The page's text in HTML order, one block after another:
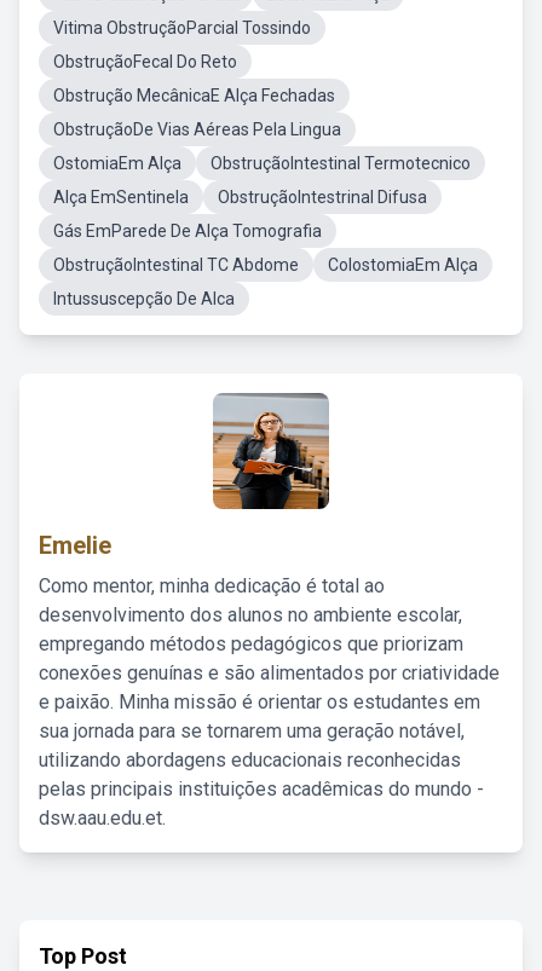
Vitima ObstruçãoParcial Tossindo
ObstruçãoFecal Do Reto
Obstrução MecânicaE Alça Fechadas
ObstruçãoDe Vias Aéreas Pela Lingua
OstomiaEm Alça
ObstruçãoIntestinal Termotecnico
Alça EmSentinela
ObstruçãoIntestrinal Difusa
Gás EmParede De Alça Tomografia
ObstruçãoIntestinal TC Abdome
ColostomiaEm Alça
Intussuscepção De Alca
Emelie
Como mentor, minha dedicação é total ao
desenvolvimento dos alunos no ambiente escolar,
empregando métodos pedagógicos que priorizam
conexões genuínas e são alimentados por criatividade
e paixão. Minha missão é orientar os estudantes em
sua jornada para se tornarem uma geração notável,
utilizando abordagens educacionais reconhecidas
pelas principais instituições acadêmicas do mundo -
dsw.aau.edu.et.
Top Post